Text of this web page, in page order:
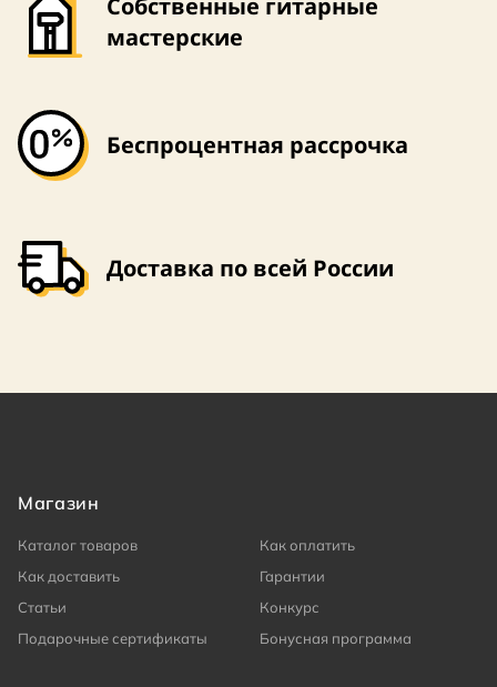
Собственные гитарные
мастерские
Беспроцентная рассрочка
Доставка по всей России
Магазин
Каталог товаров
Как оплатить
Как доставить
Гарантии
Статьи
Конкурс
Подарочные сертификаты
Бонусная программа